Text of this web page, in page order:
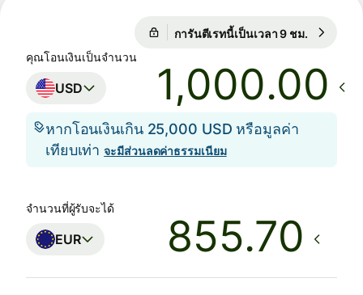
การันตีเรทนี้เป็นเวลา 9 ชม.
การันตีเรทนี้เป็นเวลา 9 ชม.
คุณโอนเงินเป็นจำนวน
USD .00
หากโอนเงินเกิน 25,000 USD หรือมูลค่า
เทียบเท่าจะมีส่วนลดค่าธรรมเนียม
จำนวนที่ผู้รับจะได้
EUR